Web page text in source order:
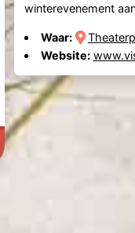
winterevenement
Waar:
Website: